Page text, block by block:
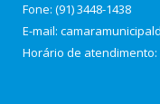
Fone: (91) 3448-1438
E-mail:
Horário de atendimento: